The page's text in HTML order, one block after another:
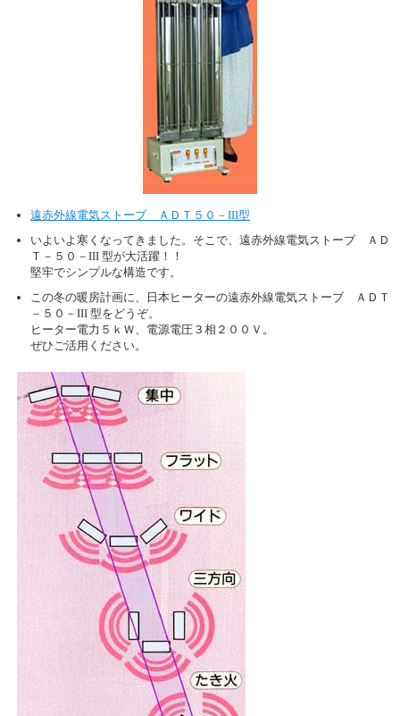
遠赤外線電気ストーブ ＡＤＴ５０－III型
いよいよ寒くなってきました。そこで、遠赤外線電気ストーブ ＡＤ
Ｔ－５０－III 型が大活躍！！
堅牢でシンプルな構造です。
この冬の暖房計画に、日本ヒーターの遠赤外線電気ストーブ ＡＤＴ
－５０－III 型をどうぞ。
ヒーター電力５ｋＷ、電源電圧３相２００Ｖ。
ぜひご活用ください。